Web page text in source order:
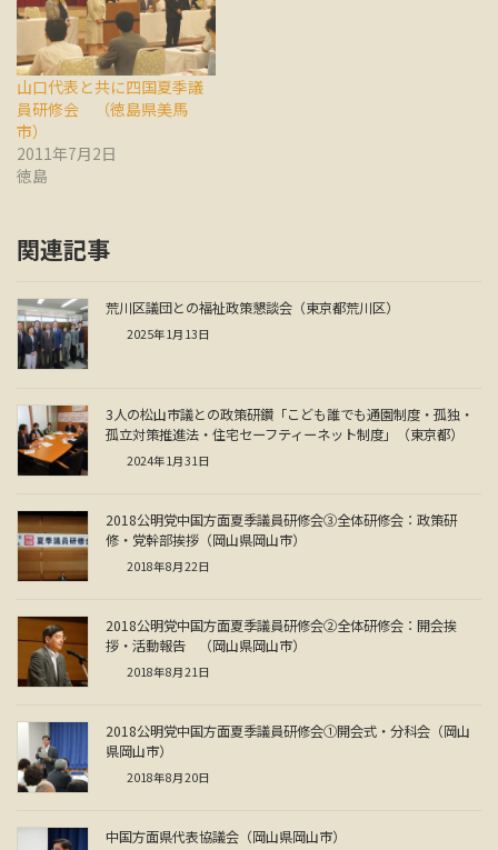
山口代表と共に四国夏季議
員研修会 （徳島県美馬
市）
2011年7月2日
徳島
関連記事
荒川区議団との福祉政策懇談会（東京都荒川区）
2025年1月13日
3人の松山市議との政策研鑽「こども誰でも通園制度・孤独・
孤立対策推進法・住宅セーフティーネット制度」（東京都）
2024年1月31日
2018公明党中国方面夏季議員研修会③全体研修会：政策研
修・党幹部挨拶（岡山県岡山市）
2018年8月22日
2018公明党中国方面夏季議員研修会②全体研修会：開会挨
拶・活動報告 （岡山県岡山市）
2018年8月21日
2018公明党中国方面夏季議員研修会①開会式・分科会（岡山
県岡山市）
2018年8月20日
中国方面県代表協議会（岡山県岡山市）